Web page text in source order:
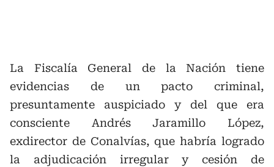
La Fiscalía General de la Nación tiene
evidencias de un pacto criminal,
presuntamente auspiciado y del que era
consciente Andrés Jaramillo López,
exdirector de Conalvías, que habría logrado
la adjudicación irregular y cesión de